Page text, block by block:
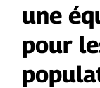
une
pour